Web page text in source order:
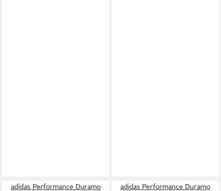
adidas Performance Duramo
adidas Performance Duramo